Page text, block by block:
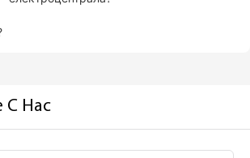
С Нас